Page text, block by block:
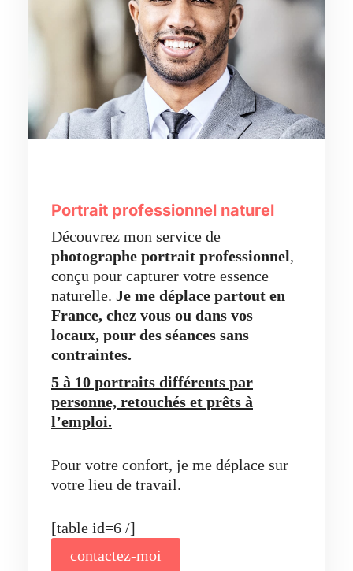
Portrait professionnel naturel
Découvrez mon service de
photographe portrait professionnel,
conçu pour capturer votre essence
naturelle. Je me déplace partout en
France, chez vous ou dans vos
locaux, pour des séances sans
contraintes.
5 à 10 portraits différents par
personne, retouchés et prêts à
l’emploi.
Pour votre confort, je me déplace sur
votre lieu de travail.
[table id=6 /]
contactez-moi